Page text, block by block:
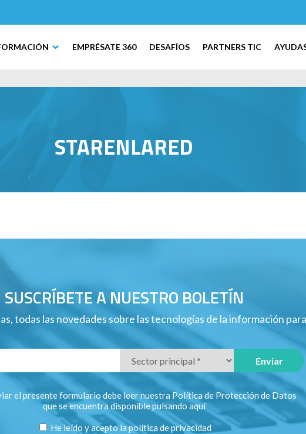
EMPRÉSATE 360 DESAFÍOS PARTNERS TIC
STARENLARED
SUSCRÍBETE A NUESTRO BOLETÍN
todas las novedades sobre las tecnologías de la información
el presente formulario debe leer nuestra Política de Protección de Datos
que se encuentra disponible pulsando aquí
He leído y acepto lapolítica de privacidad